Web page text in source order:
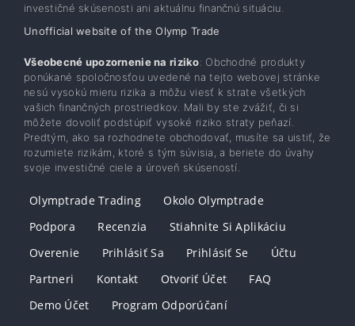
investičné skúsenosti ani aktuálnu finančnú situáciu.
Unofficial website of the Olymp Trade
Všeobecné upozornenie na riziko: Obchodné produkty
ponúkané spoločnosťou uvedené na tejto webovej stránke
nesú vysokú mieru rizika a môžu viesť k strate všetkých
vašich finančných prostriedkov. Mali by ste zvážiť, či si
môžete dovoliť podstúpiť vysoké riziko straty peňazí.
Predtým, ako sa rozhodnete obchodovať, musíte sa uistiť, že
rozumiete rizikám, ktoré s tým súvisia, a beriete do úvahy
svoje investičné ciele a úroveň skúseností.
Olymptrade Trading
Okolo Olymptrade
Podpora
Recenzia
Stiahnite Si Aplikáciu
Overenie
Prihlásiť Sa Prihlásiť Se
Účtu
Partneri
Kontakt Otvoriť Účet
FAQ
Demo Účet
Program Odporúčaní